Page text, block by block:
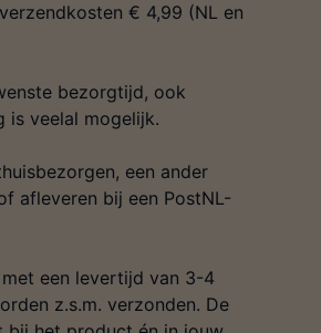
€ 4,99 (NL en
bezorgtijd, ook
is veelal mogelijk.
een ander
afleveren bij een PostNL-
een levertijd van 3-4
z.s.m. verzonden. De